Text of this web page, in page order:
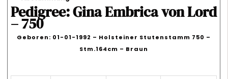
Pedigree: Gina Embrica von Lord
– 750
Geboren: 01-01-1992 – Holsteiner Stutenstamm 750 –
Stm.164cm – Braun